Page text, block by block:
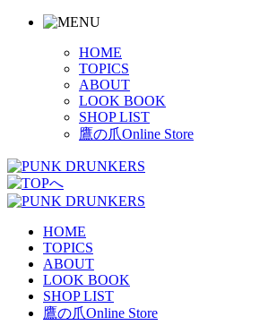
HOME
TOPICS
ABOUT
LOOK BOOK
SHOP LIST
鷹の爪Online Store
HOME
TOPICS
ABOUT
LOOK BOOK
SHOP LIST
鷹の爪Online Store